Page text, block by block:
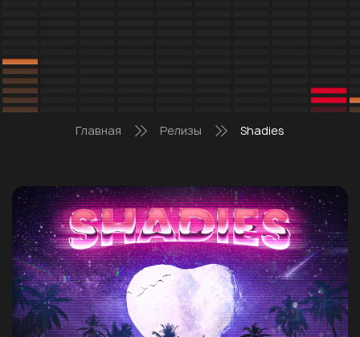
Главная Релизы Shadies